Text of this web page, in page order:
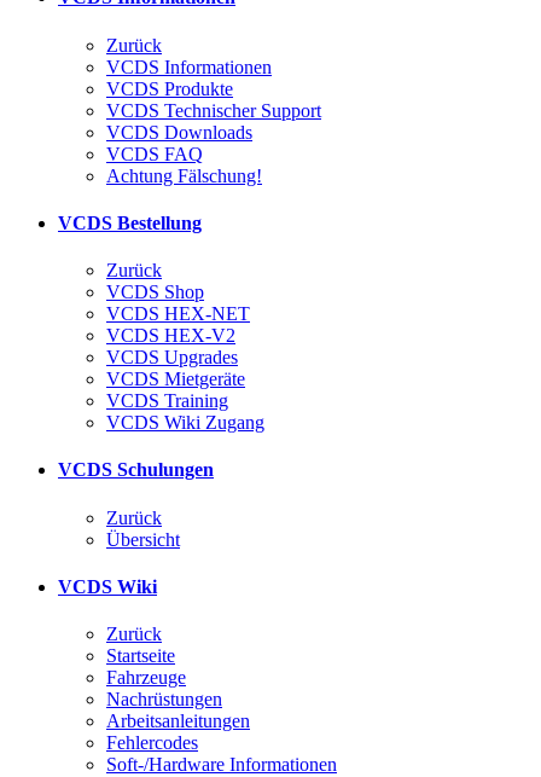
Zurück
VCDS Informationen
VCDS Produkte
VCDS Technischer Support
VCDS Downloads
VCDS FAQ
Achtung Fälschung!
VCDS Bestellung
Zurück
VCDS Shop
VCDS HEX-NET
VCDS HEX-V2
VCDS Upgrades
VCDS Mietgeräte
VCDS Training
VCDS Wiki Zugang
VCDS Schulungen
Zurück
Übersicht
VCDS Wiki
Zurück
Startseite
Fahrzeuge
Nachrüstungen
Arbeitsanleitungen
Fehlercodes
Soft-/Hardware Informationen